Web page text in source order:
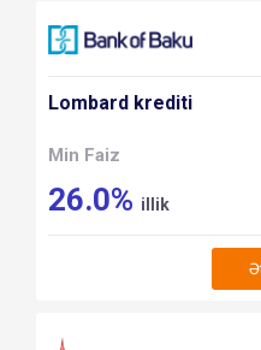
Lombard krediti
Min Faiz
26.0% illik